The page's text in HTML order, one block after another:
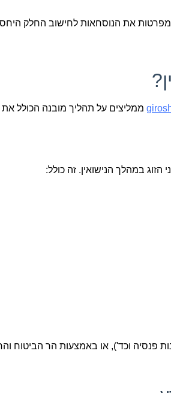
מפרטות את הנוסחאות לחישוב החלק
ממליצים על תהליך מובנה הכולל
הזוג במהלך הנישואין. זה כולל:
פנסיה וכד'), או באמצעות הר הביטוח